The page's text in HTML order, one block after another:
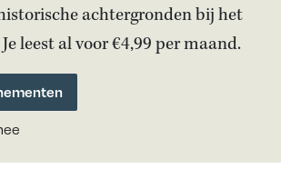
achtergronden bij het
leest al voor €4,99 per maand.